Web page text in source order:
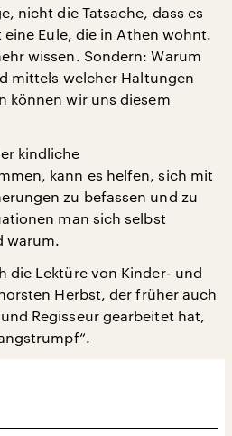
nicht die Tatsache, dass es
eine Eule, die in Athen wohnt.
wissen. Sondern: Warum
mittels welcher Haltungen
können wir uns diesem
kindliche
kann es helfen, sich mit
zu befassen und zu
man sich selbst
warum.
die Lektüre von Kinder- und
Herbst, der früher auch
Regisseur gearbeitet hat,